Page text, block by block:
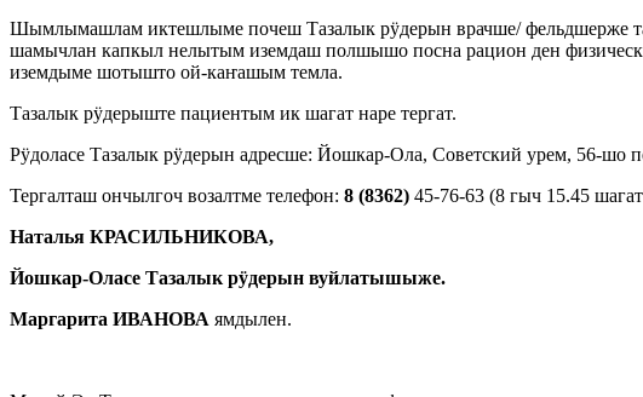
Шымлымашлам иктешлыме почеш Тазалык рӱдерын врачше/ фельдшерже
шамычлан капкыл нелытым иземдаш полшышо посна рацион ден
иземдыме шотышто ой-каҥашым темла.
Тазалык рӱдерыште пациентым ик шагат наре тергат.
Рӱдоласе Тазалык рӱдерын адресше: Йошкар-Ола, Советский урем, 56-шо
Тергалташ ончылгоч возалтме телефон: 8 (8362) 45-76-63 (8 гыч 15.45
Наталья КРАСИЛЬНИКОВА,
Йошкар-Оласе Тазалык рӱдерын вуйлатышыже.
Маргарита ИВАНОВА ямдылен.